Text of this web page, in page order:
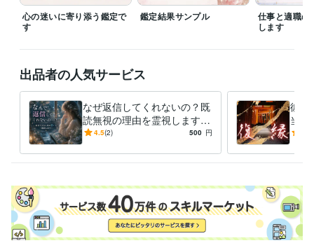
心の迷いに寄り添う鑑定で
す
鑑定結果サンプル
仕事と適職の
します
出品者の人気サービス
なぜ返信してくれないの？既
読無視の理由を霊視します
｜私は大切に想われてる？彼
訳します
4.5(2) 500 円
彼が
当の
縁ま